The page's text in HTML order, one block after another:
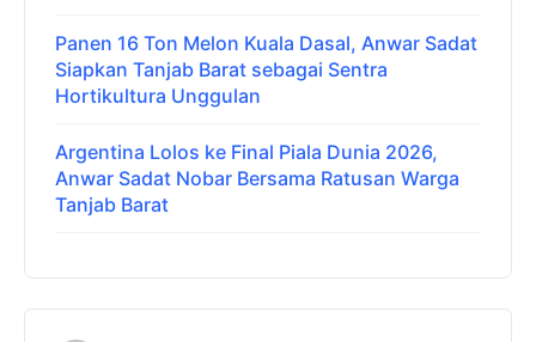
Panen 16 Ton Melon Kuala Dasal, Anwar Sadat
Siapkan Tanjab Barat sebagai Sentra
Hortikultura Unggulan
Argentina Lolos ke Final Piala Dunia 2026,
Anwar Sadat Nobar Bersama Ratusan Warga
Tanjab Barat